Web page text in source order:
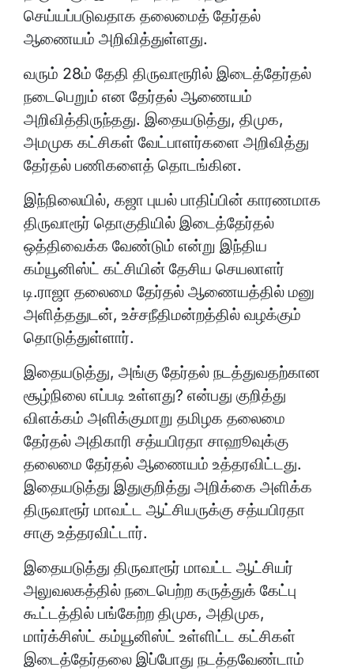
செய்யப்படுவதாக தலைமைத் தேர்தல்
ஆணையம் அறிவித்துள்ளது.
வரும் 28ம் தேதி திருவாரூரில் இடைத்தேர்தல்
நடைபெறும் என தேர்தல் ஆணையம்
அறிவித்திருந்தது. இதையடுத்து, திமுக,
அமமுக கட்சிகள் வேட்பாளர்களை அறிவித்து
தேர்தல் பணிகளைத் தொடங்கின.
இந்நிலையில், கஜா புயல் பாதிப்பின் காரணமாக
திருவாரூர் தொகுதியில் இடைத்தேர்தல்
ஒத்திவைக்க வேண்டும் என்று இந்திய
கம்யூனிஸ்ட் கட்சியின் தேசிய செயலாளர்
டி.ராஜா தலைமை தேர்தல் ஆணையத்தில் மனு
அளித்ததுடன், உச்சநீதிமன்றத்தில் வழக்கும்
தொடுத்துள்ளார்.
இதையடுத்து, அங்கு தேர்தல் நடத்துவதற்கான
சூழ்நிலை எப்படி உள்ளது? என்பது குறித்து
விளக்கம் அளிக்குமாறு தமிழக தலைமை
தேர்தல் அதிகாரி சத்யபிரதா சாஹூவுக்கு
தலைமை தேர்தல் ஆணையம் உத்தரவிட்டது.
இதையடுத்து இதுகுறித்து அறிக்கை அளிக்க
திருவாரூர் மாவட்ட ஆட்சியருக்கு சத்யபிரதா
சாகு உத்தரவிட்டார்.
இதையடுத்து திருவாரூர் மாவட்ட ஆட்சியர்
அலுவலகத்தில் நடைபெற்ற கருத்துக் கேட்பு
கூட்டத்தில் பங்கேற்ற திமுக, அதிமுக,
மார்க்சிஸ்ட் கம்யூனிஸ்ட் உள்ளிட்ட கட்சிகள்
இடைத்தேர்தலை இப்போது நடத்தவேண்டாம்